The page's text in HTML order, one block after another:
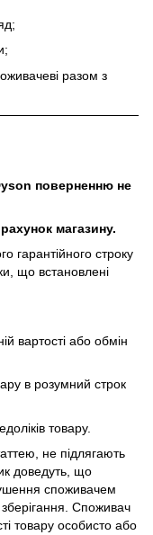
разом з
поверненню не
магазину.
гарантійного строку
що встановлені
вартості або обмін
в розумний строк
товару.
не підлягають
доведуть, що
споживачем
Споживач
товару особисто або